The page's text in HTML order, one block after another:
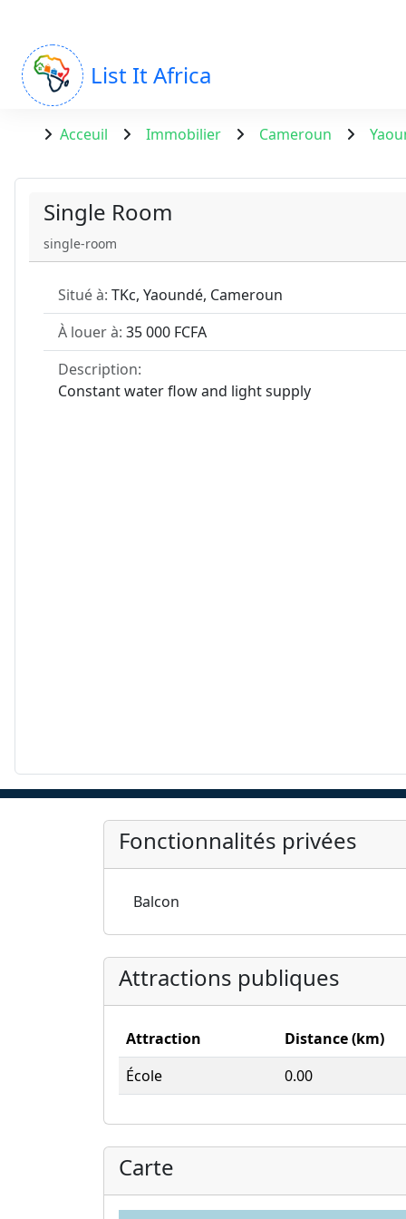
List It Africa
Acceuil Immobilier Cameroun
Single Room
single-room
Situé à: TKc, Yaoundé, Cameroun
À louer à: 35 000 FCFA
Description:
Constant water flow and light supply
Fonctionnalités privées
Balcon
Attractions publiques
Attraction
Distance (km)
École
0.00
Carte